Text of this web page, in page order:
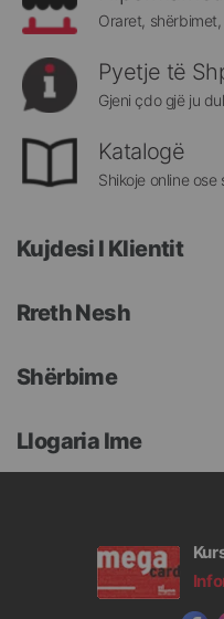
Oraret,
Pyetje të
Gjeni çdo gjë ju
Katalogë
Shikoje online ose
Kujdesi I Klientit
Rreth Nesh
Shërbime
Llogaria Ime